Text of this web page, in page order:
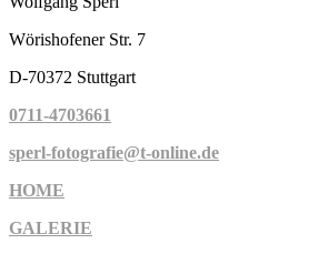
Wörishofener Str. 7
D-70372 Stuttgart
0711-4703661
sperl-fotografie@t-online.de
HOME
GALERIE